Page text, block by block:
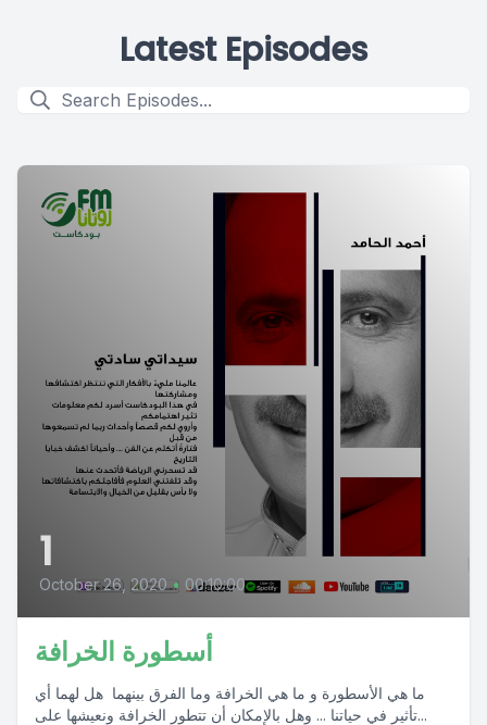
Latest Episodes
1
October 26, 2020 • 00:10:00
أسطورة الخرافة
ما هي الأسطورة و ما هي الخرافة وما الفرق بينهما هل لهما أي
تأثير في حياتنا ... وهل بالإمكان أن تتطور الخرافة ونعيشها على...